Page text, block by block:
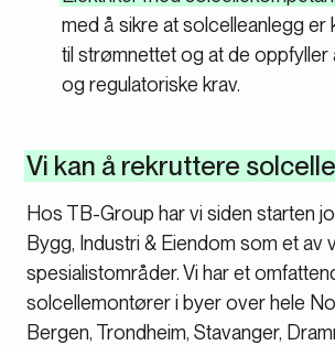
med å sikre at solcelleanlegg er
til strømnettet og at de oppfyller
og regulatoriske krav.
Vi kan å rekruttere
Hos TB-Group har vi siden starten
Bygg, Industri & Eiendom som et
spesialistområder. Vi har et
solcellemontører i byer over hele
Bergen, Trondheim, Stavanger,